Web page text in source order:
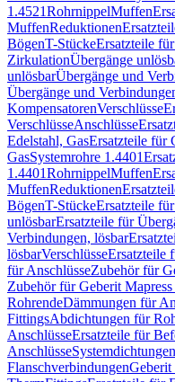
1.4521RohrnippelMuffen
MuffenReduktionen
BögenT-StückeErsatzteile
ZirkulationÜbergänge
unlösbarÜbergänge und
Übergänge und
KompensatorenVerschlüsse
VerschlüsseAnschlüsse
Edelstahl, GasErsatzteile für
GasSystemrohre 1.4401
1.4401RohrnippelMuffen
MuffenReduktionen
BögenT-StückeErsatzteile
unlösbarErsatzteile für
Verbindungen, lösbar
lösbarVerschlüsseErsatzteile
für AnschlüsseZubehör für
Zubehör für Geberit Mapress
RohrendeDämmungen für
FittingsAbdichtungen für
AnschlüsseErsatzteile für
AnschlüsseSystemdichtungen
FlanschverbindungenGeberit